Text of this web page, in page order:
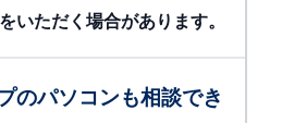
いただく場合があります。
のパソコンも相談でき